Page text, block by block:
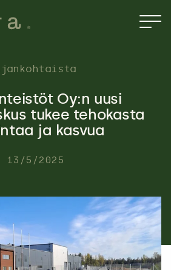
Oy:n uusi
tukee tehokasta
ja kasvua
13/5/2025